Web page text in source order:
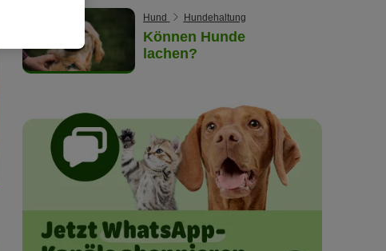
Hund Hundehaltung
Können Hunde
lachen?